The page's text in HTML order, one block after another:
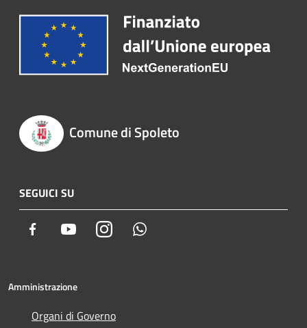
Comune di Spoleto
SEGUICI SU
Facebook YoutubeInstagram
Amministrazione
Organi di Governo